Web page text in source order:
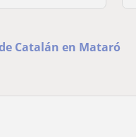
Catalán en Mataró